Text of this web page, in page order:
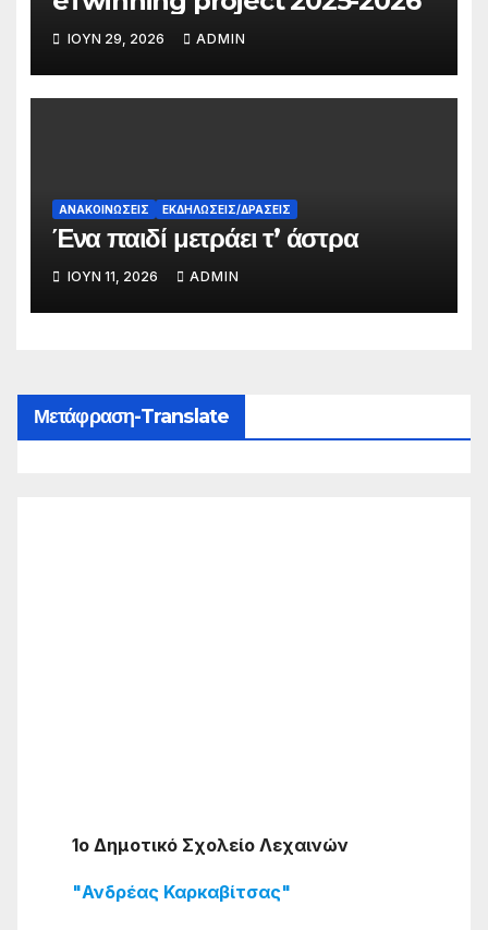
ΙΟΎΝ 29, 2026 ADMIN
ΑΝΑΚΟΙΝΏΣΕΙΣ ΕΚΔΗΛΏΣΕΙΣ/ΔΡΆΣΕΙΣ
Ένα παιδί μετράει τ’ άστρα
ΙΟΎΝ 11, 2026 ADMIN
Μετάφραση-Translate
1ο Δημοτικό Σχολείο Λεχαινών
"Ανδρέας Καρκαβίτσας"